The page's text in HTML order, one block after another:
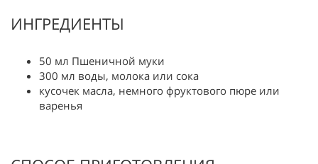
ИНГРЕДИЕНТЫ
50 мл Пшеничной муки
300 мл воды, молока или сока
кусочек масла, немного фруктового пюре или
варенья